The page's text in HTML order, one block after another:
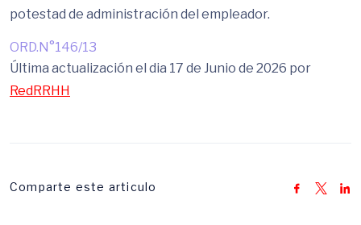
potestad de administración del empleador.
ORD.N°146/13
Última actualización el dia 17 de Junio de 2026 por
RedRRHH
Comparte este articulo